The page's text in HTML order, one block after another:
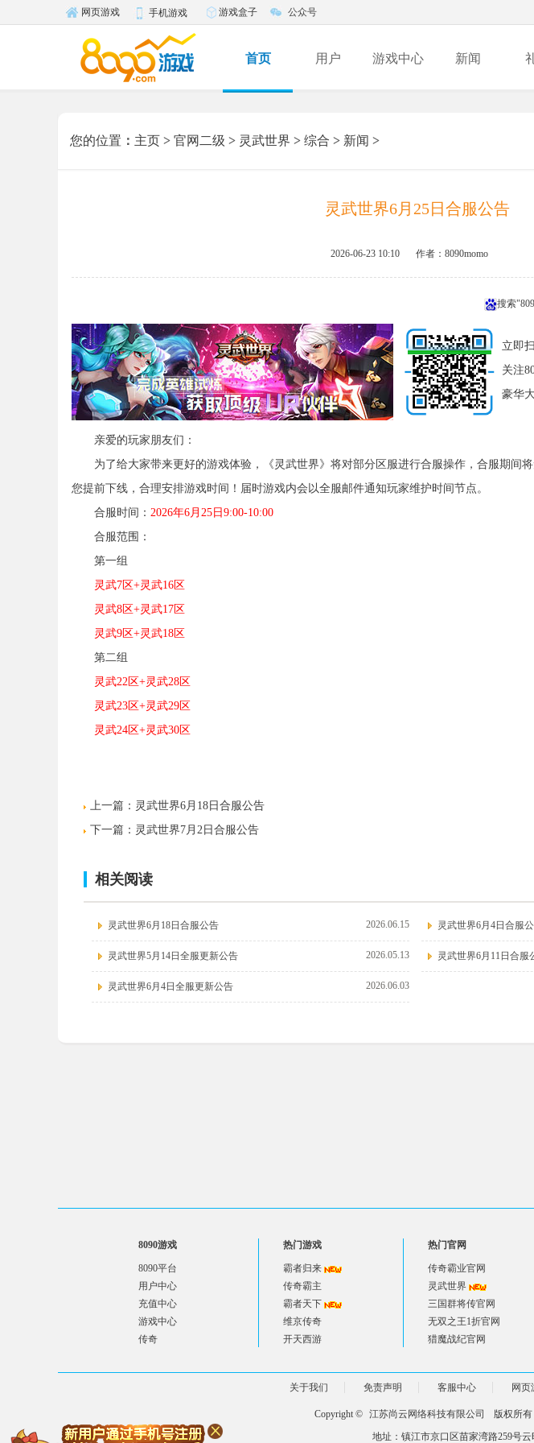
网页游戏 手机游戏 游戏盒子 公众号
首页 用户 游戏中心 新闻
您的位置 ： 主页 > 官网二级 > 灵武世界 > 综合 > 新闻 >
灵武世界6月25日合服公告
2026-06-23 10:10 作者：8090momo
搜索
立即
关注
豪华
亲爱的玩家朋友们：
为了给大家带来更好的游戏体验，《灵武世界》将对部分区服进行合服操作，合服期间
您提前下线，合理安排游戏时间！届时游戏内会以全服邮件通知玩家维护时间节点。
合服时间： 2026年6月25日 9:00-10:00
合服范围：
第一组
灵武7区+灵武16区
灵武8区+灵武17区
灵武9区+灵武18区
第二组
灵武22区+灵武28区
灵武23区+灵武29区
灵武24区+灵武30区
上一篇： 灵武世界6月18日合服公告
下一篇： 灵武世界7月2日合服公告
相关阅读
灵武世界6月18日合服公告 2026.06.15 灵武世界6月4日合服
灵武世界5月14日全服更新公告 2026.05.13 灵武世界6月11日合服
灵武世界6月4日全服更新公告 2026.06.03
8090游戏
8090平台
用户中心
充值中心
游戏中心
传奇
热门游戏
霸者归来
传奇霸主
霸者天下
维京传奇
开天西游
热门官网
传奇霸业官网
灵武世界
三国群将传官网
无双之王1折官网
猎魔战纪官网
关于我们 免责声明 客服中心 网页
Copyright © 江苏尚云网络科技有限公司
版权所
地址：镇江市京口区苗家湾路259号